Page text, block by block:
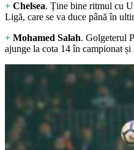
+ Chelsea. Ține bine ritmul cu
Ligă, care se va duce până în
+ Mohamed Salah. Golgeterul
ajunge la cota 14 în campionat